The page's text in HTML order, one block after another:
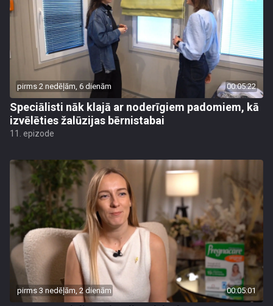
pirms 2 nedēļām, 6 dienām 00:05:22
Speciālisti nāk klajā ar noderīgiem padomiem, kā
izvēlēties žalūzijas bērnistabai
11. epizode
pirms 3 nedēļām, 2 dienām 00:05:01